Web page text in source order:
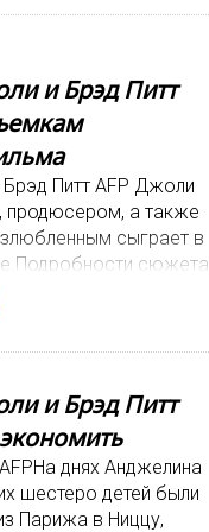
и Брэд Питт
Питт AFP Джоли
продюсером, а также
сыграет в
сюжета
Ранее в одном из
и Брэд Питт
днях Анджелина
шестеро детей были
Парижа в Ниццу,